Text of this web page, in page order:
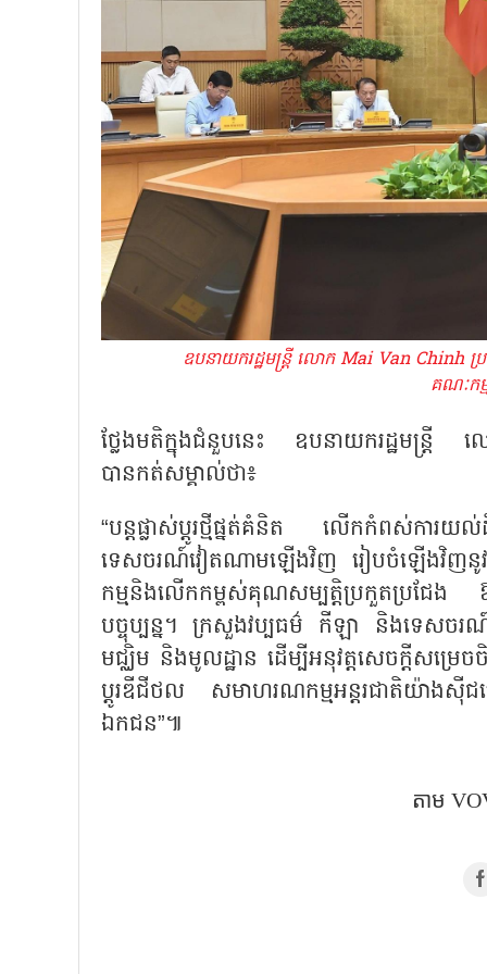
ឧបនាយករដ្ឋមន្ត្រី លោក Mai Van Chinh ប្
គណៈកម្
ថ្លែងមតិក្នុងជំនួបនេះ ឧបនាយករដ្ឋមន្
បានកត់សម្គាល់ថា៖
“បន្តផ្លាស់ប្តូរថ្មីផ្នត់គំនិត លើកកំពស់ការ
ទេសចរណ៍វៀតណាមឡើងវិញ រៀបចំឡើងវិញនូវផ
កម្មនិងលើកកម្ពស់គុណសម្បត្តិប្រកួតប្រជែង
បច្ចុប្បន្ន។ ក្រសួងវប្បធម៌ កីឡា និងទេសចរ
មជ្ឈិម និងមូលដ្ឋាន ដើម្បីអនុវត្តសេចក្តីសម្រេចចិ
ប្តូរឌីជីថល សមាហរណកម្មអន្តរជាតិយ៉ាងស៊ីជ
ឯកជន”៕
តាម​